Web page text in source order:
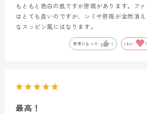
もともと色白の肌ですが肝斑があります。フ
はとても良いのですが、シミや肝斑が全然消
なスッピン風にはなります。
参考になった 0 Like! 0
最高！